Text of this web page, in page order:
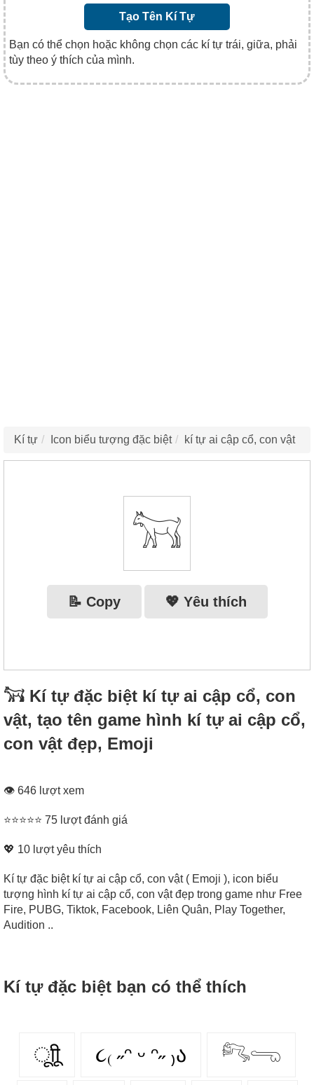
Tạo Tên Kí Tự
Bạn có thể chọn hoặc không chọn các kí tự trái, giữa, phải
tùy theo ý thích của mình.
Kí tự Icon biểu tượng đặc biệt kí tự ai cập cổ, con vật
𓃙
📝 Copy 💖 Yêu thích
𓃙 Kí tự đặc biệt kí tự ai cập cổ, con
vật, tạo tên game hình kí tự ai cập cổ,
con vật đẹp, Emoji
👁 646 lượt xem
⭐⭐⭐⭐⭐ 75 lượt đánh giá
💖 10 lượt yêu thích
Kí tự đặc biệt kí tự ai cập cổ, con vật ( Emoji ), icon biểu
tượng hình kí tự ai cập cổ, con vật đẹp trong game như Free
Fire, PUBG, Tiktok, Facebook, Liên Quân, Play Together,
Audition ..
Kí tự đặc biệt bạn có thể thích
ूाीू ૮₍ ˶ᵔ ᵕ ᵔ˶ ₎ა 𓀐𓂸